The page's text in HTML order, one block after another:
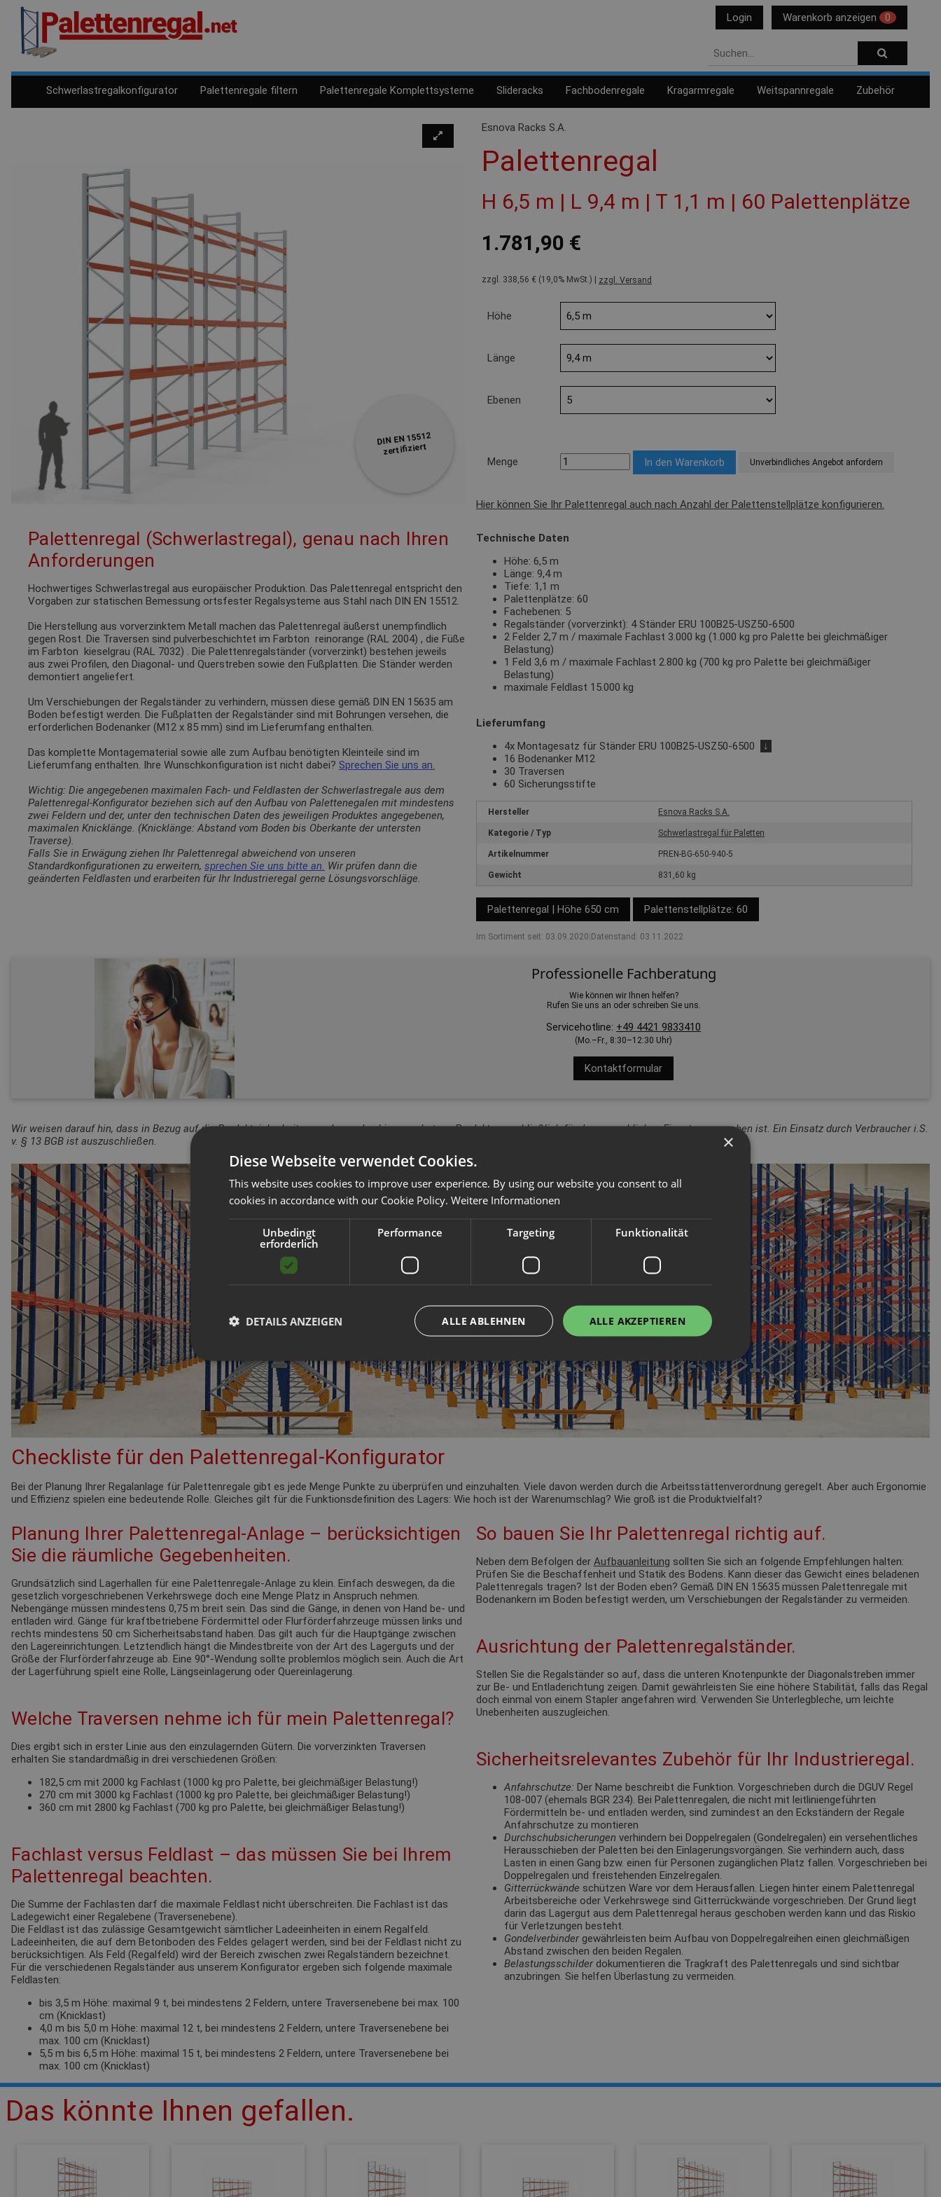
Login Warenkorb anzeigen 0
Schwerlastregalkonfigurator Palettenregale filtern Palettenregale Komplettsysteme Slideracks Fachbodenregale Kragarmregale Weitspannregale Zubehör
DIN EN 15512
zertifiziert
Esnova Racks S.A.
Palettenregal
H 6,5 m | L 9,4 m | T 1,1 m | 60 Palettenplätze
1.781,90 €
zzgl. 338,56 € (19,0% MwSt.) | zzgl. Versand
Höhe
Länge
Ebenen
Menge Unverbindliches Angebot anfordern
Hier können Sie Ihr Palettenregal auch nach Anzahl der Palettenstellplätze konfigurieren.
Palettenregal (Schwerlastregal), genau nach Ihren
Anforderungen
Hochwertiges Schwerlastregal aus europäischer Produktion. Das Palettenregal entspricht den
Vorgaben zur statischen Bemessung ortsfester Regalsysteme aus Stahl nach DIN EN 15512.
Die Herstellung aus vorverzinktem Metall machen das Palettenregal äußerst unempfindlich
gegen Rost. Die Traversen sind pulverbeschichtet im Farbton reinorange (RAL 2004) , die Füße
im Farbton kieselgrau (RAL 7032) . Die Palettenregalständer (vorverzinkt) bestehen jeweils
aus zwei Profilen, den Diagonal- und Querstreben sowie den Fußplatten. Die Ständer werden
demontiert angeliefert.
Um Verschiebungen der Regalständer zu verhindern, müssen diese gemäß DIN EN 15635 am
Boden befestigt werden. Die Fußplatten der Regalständer sind mit Bohrungen versehen, die
erforderlichen Bodenanker (M12 x 85 mm) sind im Lieferumfang enthalten.
Das komplette Montagematerial sowie alle zum Aufbau benötigten Kleinteile sind im
Lieferumfang enthalten. Ihre Wunschkonfiguration ist nicht dabei? Sprechen Sie uns an.
Wichtig: Die angegebenen maximalen Fach- und Feldlasten der Schwerlastregale aus dem
Palettenregal-Konfigurator beziehen sich auf den Aufbau von Palettenegalen mit mindestens
zwei Feldern und der, unter den technischen Daten des jeweiligen Produktes angegebenen,
maximalen Knicklänge. (Knicklänge: Abstand vom Boden bis Oberkante der untersten
Traverse).
Falls Sie in Erwägung ziehen Ihr Palettenregal abweichend von unseren
Standardkonfigurationen zu erweitern, sprechen Sie uns bitte an. Wir prüfen dann die
geänderten Feldlasten und erarbeiten für Ihr Industrieregal gerne Lösungsvorschläge.
Technische Daten
Höhe: 6,5 m
Länge: 9,4 m
Tiefe: 1,1 m
Palettenplätze: 60
Fachebenen: 5
Regalständer (vorverzinkt): 4 Ständer ERU 100B25-USZ50-6500
2 Felder 2,7 m / maximale Fachlast 3.000 kg (1.000 kg pro Palette bei gleichmäßiger
Belastung)
1 Feld 3,6 m / maximale Fachlast 2.800 kg (700 kg pro Palette bei gleichmäßiger
Belastung)
maximale Feldlast 15.000 kg
Lieferumfang
4x Montagesatz für Ständer ERU 100B25-USZ50-6500
↓
16 Bodenanker M12
30 Traversen
60 Sicherungsstifte
Hersteller Esnova Racks S.A.
Kategorie / Typ Schwerlastregal für Paletten
Artikelnummer PREN-BG-650-940-5
Gewicht 831,60 kg
Palettenregal | Höhe 650 cm Palettenstellplätze: 60
Im Sortiment seit: 03.09.2020 Datenstand: 03.11.2022
Professionelle Fachberatung
Wie können wir Ihnen helfen?
Rufen Sie uns an oder schreiben Sie uns.
Servicehotline: +49 4421 9833410
(Mo.–Fr., 8:30–12:30 Uhr)
Kontaktformular
Wir weisen darauf hin, dass in Bezug auf die Produktsicherheitsverordnung das hier angebotene Produkt ausschließlich für den gewerblichen Einsatz vorgesehen ist. Ein Einsatz durch Verbraucher i.S.
v. § 13 BGB ist auszuschließen.
Checkliste für den Palettenregal-Konfigurator
Bei der Planung Ihrer Regalanlage für Palettenregale gibt es jede Menge Punkte zu überprüfen und einzuhalten. Viele davon werden durch die Arbeitsstättenverordnung geregelt. Aber auch Ergonomie
und Effizienz spielen eine bedeutende Rolle. Gleiches gilt für die Funktionsdefinition des Lagers: Wie hoch ist der Warenumschlag? Wie groß ist die Produktvielfalt?
Planung Ihrer Palettenregal-Anlage – berücksichtigen
Sie die räumliche Gegebenheiten.
Grundsätzlich sind Lagerhallen für eine Palettenregale-Anlage zu klein. Einfach deswegen, da die
gesetzlich vorgeschriebenen Verkehrswege doch eine Menge Platz in Anspruch nehmen.
Nebengänge müssen mindestens 0,75 m breit sein. Das sind die Gänge, in denen von Hand be- und
entladen wird. Gänge für kraftbetriebene Fördermittel oder Flurförderfahrzeuge müssen links und
rechts mindestens 50 cm Sicherheitsabstand haben. Das gilt auch für die Hauptgänge zwischen
den Lagereinrichtungen. Letztendlich hängt die Mindestbreite von der Art des Lagerguts und der
Größe der Flurförderfahrzeuge ab. Eine 90°-Wendung sollte problemlos möglich sein. Auch die Art
der Lagerführung spielt eine Rolle, Längseinlagerung oder Quereinlagerung.
Welche Traversen nehme ich für mein Palettenregal?
Dies ergibt sich in erster Linie aus den einzulagernden Gütern. Die vorverzinkten Traversen
erhalten Sie standardmäßig in drei verschiedenen Größen:
182,5 cm mit 2000 kg Fachlast (1000 kg pro Palette, bei gleichmäßiger Belastung!)
270 cm mit 3000 kg Fachlast (1000 kg pro Palette, bei gleichmäßiger Belastung!)
360 cm mit 2800 kg Fachlast (700 kg pro Palette, bei gleichmäßiger Belastung!)
Fachlast versus Feldlast – das müssen Sie bei Ihrem
Palettenregal beachten.
Die Summe der Fachlasten darf die maximale Feldlast nicht überschreiten. Die Fachlast ist das
Ladegewicht einer Regalebene (Traversenebene).
Die Feldlast ist das zulässige Gesamtgewicht sämtlicher Ladeeinheiten in einem Regalfeld.
Ladeeinheiten, die auf dem Betonboden des Feldes gelagert werden, sind bei der Feldlast nicht zu
berücksichtigen. Als Feld (Regalfeld) wird der Bereich zwischen zwei Regalständern bezeichnet.
Für die verschiedenen Regalständer aus unserem Konfigurator ergeben sich folgende maximale
Feldlasten:
bis 3,5 m Höhe: maximal 9 t, bei mindestens 2 Feldern, untere Traversenebene bei max. 100
cm (Knicklast)
4,0 m bis 5,0 m Höhe: maximal 12 t, bei mindestens 2 Feldern, untere Traversenebene bei
max. 100 cm (Knicklast)
5,5 m bis 6,5 m Höhe: maximal 15 t, bei mindestens 2 Feldern, untere Traversenebene bei
max. 100 cm (Knicklast)
So bauen Sie Ihr Palettenregal richtig auf.
Neben dem Befolgen der Aufbauanleitung sollten Sie sich an folgende Empfehlungen halten:
Prüfen Sie die Beschaffenheit und Statik des Bodens. Kann dieser das Gewicht eines beladenen
Palettenregals tragen? Ist der Boden eben? Gemäß DIN EN 15635 müssen Palettenregale mit
Bodenankern im Boden befestigt werden, um Verschiebungen der Regalständer zu vermeiden.
Ausrichtung der Palettenregalständer.
Stellen Sie die Regalständer so auf, dass die unteren Knotenpunkte der Diagonalstreben immer
zur Be- und Entladerichtung zeigen. Damit gewährleisten Sie eine höhere Stabilität, falls das Regal
doch einmal von einem Stapler angefahren wird. Verwenden Sie Unterlegbleche, um leichte
Unebenheiten auszugleichen.
Sicherheitsrelevantes Zubehör für Ihr Industrieregal.
Anfahrschutze: Der Name beschreibt die Funktion. Vorgeschrieben durch die DGUV Regel
108-007 (ehemals BGR 234). Bei Palettenregalen, die nicht mit leitliniengeführten
Fördermitteln be- und entladen werden, sind zumindest an den Eckständern der Regale
Anfahrschutze zu montieren
Durchschubsicherungen verhindern bei Doppelregalen (Gondelregalen) ein versehentliches
Herausschieben der Paletten bei den Einlagerungsvorgängen. Sie verhindern auch, dass
Lasten in einen Gang bzw. einen für Personen zugänglichen Platz fallen. Vorgeschrieben bei
Doppelregalen und freistehenden Einzelregalen.
Gitterrückwände schützen Ware vor dem Herausfallen. Liegen hinter einem Palettenregal
Arbeitsbereiche oder Verkehrswege sind Gitterrückwände vorgeschrieben. Der Grund liegt
darin das Lagergut aus dem Palettenregal heraus geschoben werden kann und das Riskio
für Verletzungen besteht.
Gondelverbindergewährleisten beim Aufbau von Doppelregalreihen einen gleichmäßigen
Abstand zwischen den beiden Regalen.
Belastungsschilderdokumentieren die Tragkraft des Palettenregals und sind sichtbar
anzubringen. Sie helfen Überlastung zu vermeiden.
Das könnte Ihnen gefallen.
×
Diese Webseite verwendet Cookies.
This website uses cookies to improve user experience. By using our website you consent to all
cookies in accordance with our Cookie Policy. Weitere Informationen
Unbedingt
erforderlich
Performance Targeting Funktionalität
ALLE AKZEPTIEREN
ALLE ABLEHNEN
DETAILS ANZEIGEN